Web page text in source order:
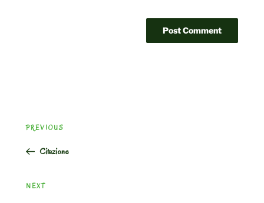
navigation
Previous
PREVIOUS
Citazione
Next
NEXT